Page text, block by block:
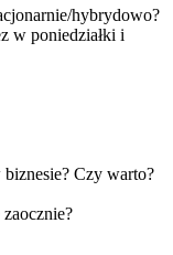
hybrydowo?
w poniedziałki i
biznesie? Czy warto?